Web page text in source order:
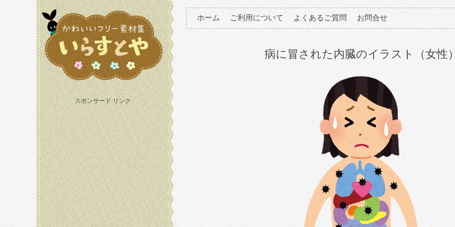
スポンサード リンク
ホーム ご利用について よくあるご質問 お問合せ
病に冒された内臓のイラスト（女性